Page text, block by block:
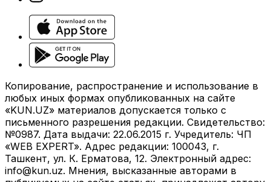
Копирование, распространение и использование в
любых иных формах опубликованных на сайте
«KUN.UZ» материалов допускается только с
письменного разрешения редакции. Свидетельство:
№0987. Дата выдачи: 22.06.2015 г. Учредитель: ЧП
«WEB EXPERT». Адрес редакции: 100043, г.
Ташкент, ул. К. Ерматова, 12. Электронный адрес:
info@kun.uz. Мнения, высказанные авторами в